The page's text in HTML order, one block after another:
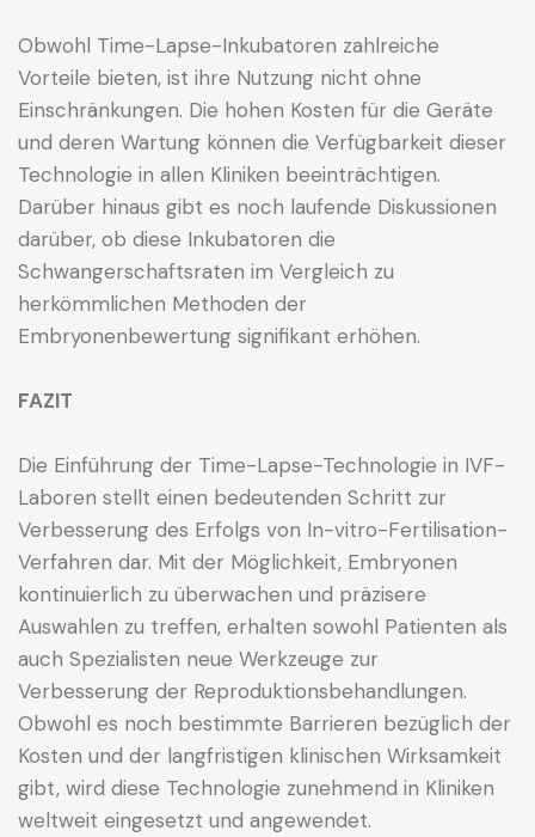
Obwohl Time-Lapse-Inkubatoren zahlreiche
Vorteile bieten, ist ihre Nutzung nicht ohne
Einschränkungen. Die hohen Kosten für die Geräte
und deren Wartung können die Verfügbarkeit dieser
Technologie in allen Kliniken beeinträchtigen.
Darüber hinaus gibt es noch laufende Diskussionen
darüber, ob diese Inkubatoren die
Schwangerschaftsraten im Vergleich zu
herkömmlichen Methoden der
Embryonenbewertung signifikant erhöhen.
FAZIT
Die Einführung der Time-Lapse-Technologie in IVF-
Laboren stellt einen bedeutenden Schritt zur
Verbesserung des Erfolgs von In-vitro-Fertilisation-
Verfahren dar. Mit der Möglichkeit, Embryonen
kontinuierlich zu überwachen und präzisere
Auswahlen zu treffen, erhalten sowohl Patienten als
auch Spezialisten neue Werkzeuge zur
Verbesserung der Reproduktionsbehandlungen.
Obwohl es noch bestimmte Barrieren bezüglich der
Kosten und der langfristigen klinischen Wirksamkeit
gibt, wird diese Technologie zunehmend in Kliniken
weltweit eingesetzt und angewendet.